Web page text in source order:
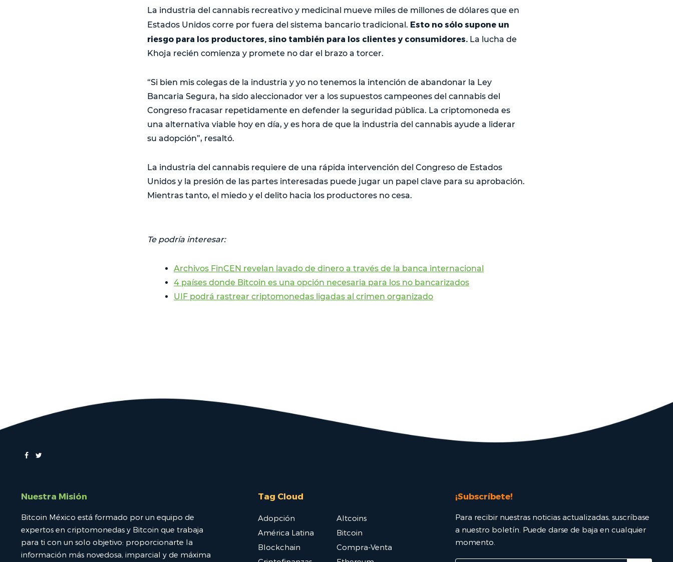
La industria del cannabis recreativo y medicinal mueve miles de millones de dólares que en
Estados Unidos corre por fuera del sistema bancario tradicional. Esto no sólo supone un
riesgo para los productores, sino también para los clientes y consumidores. La lucha de
Khoja recién comienza y promete no dar el brazo a torcer.
“Si bien mis colegas de la industria y yo no tenemos la intención de abandonar la Ley
Bancaria Segura, ha sido aleccionador ver a los supuestos campeones del cannabis del
Congreso fracasar repetidamente en defender la seguridad pública. La criptomoneda es
una alternativa viable hoy en día, y es hora de que la industria del cannabis ayude a liderar
su adopción”, resaltó.
La industria del cannabis requiere de una rápida intervención del Congreso de Estados
Unidos y la presión de las partes interesadas puede jugar un papel clave para su aprobación.
Mientras tanto, el miedo y el delito hacia los productores no cesa.
Te podría interesar:
Archivos FinCEN revelan lavado de dinero a través de la banca internacional
4 países donde Bitcoin es una opción necesaria para los no bancarizados
UIF podrá rastrear criptomonedas ligadas al crimen organizado
Nuestra Misión
Bitcoin México está formado por un equipo de
expertos en criptomonedas y Bitcoin que trabaja
para ti con un solo objetivo: proporcionarte la
información más novedosa, imparcial y de máxima
Tag Cloud
Adopción
Altcoins
América Latina
Bitcoin
Blockchain
Compra-Venta
¡Subscríbete!
Para recibir nuestras noticias actualizadas, suscríbase
a nuestro boletín. Puede darse de baja en cualquier
momento.